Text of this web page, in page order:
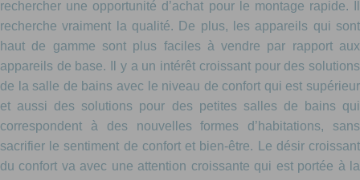
rechercher une opportunité d’achat pour le montage rapide. Il
recherche vraiment la qualité. De plus, les appareils qui sont
haut de gamme sont plus faciles à vendre par rapport aux
appareils de base. Il y a un intérêt croissant pour des solutions
de la salle de bains avec le niveau de confort qui est supérieur
et aussi des solutions pour des petites salles de bains qui
correspondent à des nouvelles formes d’habitations, sans
sacrifier le sentiment de confort et bien-être. Le désir croissant
du confort va avec une attention croissante qui est portée à la